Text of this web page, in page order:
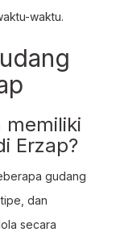
waktu.
Erzap?
gudang
dan
secara